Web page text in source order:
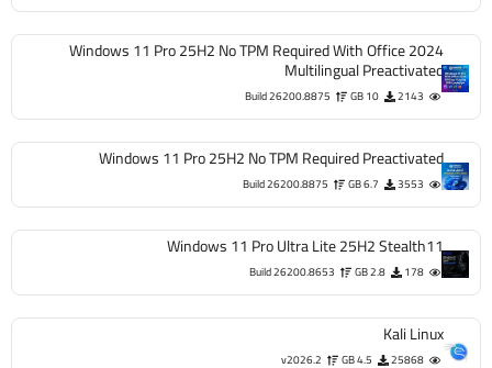
Windows 11 Pro 25H2 No TPM Required With
Multilingual
10 GB
Build 26200.8875
Windows 11 Pro 25H2 No TPM Required
6.7 GB
Build 26200.8875
Windows 11 Pro Ultra Lite 25H2
2.8 GB
Build 26200.8653
4.5 GB
v2026.2